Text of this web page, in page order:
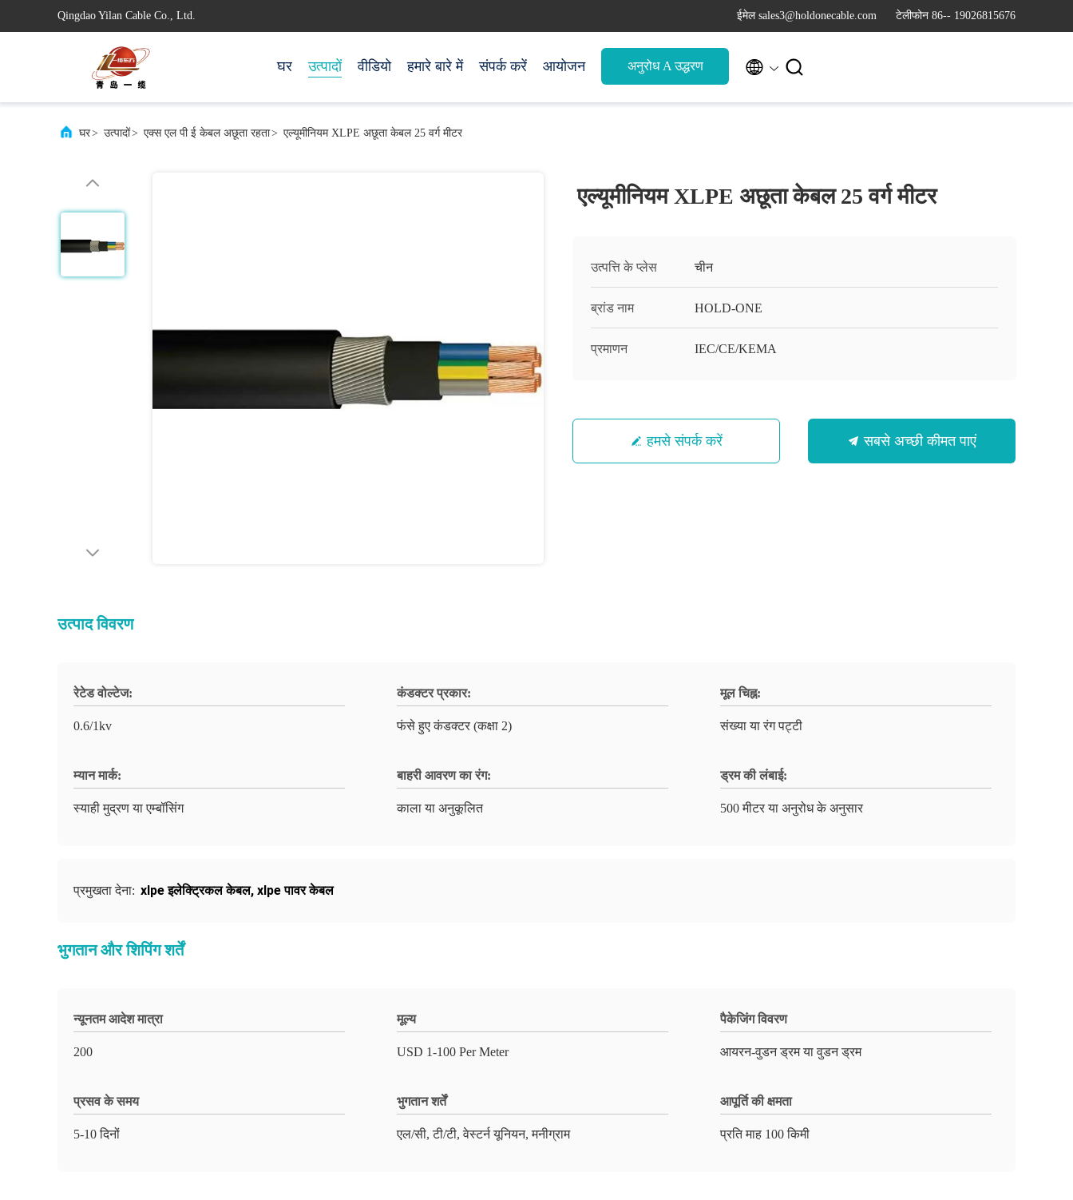
Qingdao Yilan Cable Co., Ltd. ईमेल sales3@holdonecable.com टेलीफोन 86-- 19026815676
घर उत्पादों वीडियो हमारे बारे में संपर्क करें आयोजन अनुरोध A उद्धरण  
घर> उत्पादों> एक्स एल पी ई केबल अछूता रहता> एल्यूमीनियम XLPE अछूता केबल 25 वर्ग मीटर
एल्यूमीनियम XLPE अछूता केबल 25 वर्ग मीटर
उत्पत्ति के प्लेस चीन
ब्रांड नाम HOLD-ONE
प्रमाणन IEC/CE/KEMA
हमसे संपर्क करें सबसे अच्छी कीमत पाएं
उत्पाद विवरण
रेटेड वोल्टेज:
0.6/1kv
कंडक्टर प्रकार:
फंसे हुए कंडक्टर (कक्षा 2)
मूल चिह्न:
संख्या या रंग पट्टी
म्यान मार्क:
स्याही मुद्रण या एम्बॉसिंग
बाहरी आवरण का रंग:
काला या अनुकूलित
ड्रम की लंबाई:
500 मीटर या अनुरोध के अनुसार
प्रमुखता देना: xlpe इलेक्ट्रिकल केबल, xlpe पावर केबल
भुगतान और शिपिंग शर्तें
न्यूनतम आदेश मात्रा
200
मूल्य
USD 1-100 Per Meter
पैकेजिंग विवरण
आयरन-वुडन ड्रम या वुडन ड्रम
प्रसव के समय
5-10 दिनों
भुगतान शर्तें
एल/सी, टी/टी, वेस्टर्न यूनियन, मनीग्राम
आपूर्ति की क्षमता
प्रति माह 100 किमी